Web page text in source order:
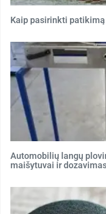
Kaip pasirinkti
Automobilių langų
maišytuvai ir